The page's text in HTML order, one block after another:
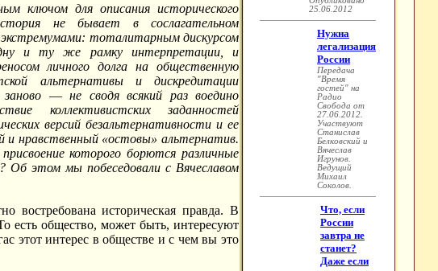
ключом для описания исторического
не бывает в сослагательном
экстремумами: тоталитарным дискурсом
и ту же рамку интерпретации, и
личного долга на общественную
альтернативы и дискредитации
― не сводя всякий раз воедино
коллективистских заданностей
версий безальтернативности и ее
и нравственный «остовы» альтернатив.
которого борются различные
этом мы побеседовали с Вячеславом
историческая правда. В
есть общество, может быть, интересуют
этот интерес в обществе и с чем вы это